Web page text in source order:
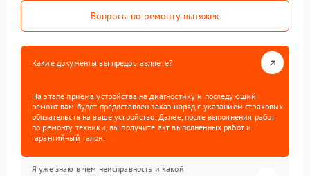
Вопросы по ремонту вытяжек
Какие документы вы предоставляете?
На этапе приема устройства на диагностику и последующий
ремонт вам будет предоставлен заказ-наряд с указанием страховых
обязательств на ваше устройство. Далее, после выполнения работ
по ремонту техники, вы получите акт выполненных работ и
гарантийный талон.
Я уже знаю в чем неисправность и какой